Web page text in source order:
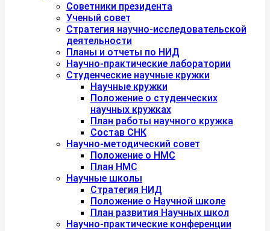
Советники президента
Ученый совет
Стратегия научно-исследовательской
деятельности
Планы и отчеты по НИД
Научно-практические лаборатории
Студенческие научные кружки
Научные кружки
Положение о студенческих
научных кружках
План работы научного кружка
Состав СНК
Научно-методический совет
Положение о НМС
План НМС
Научные школы
Стратегия НИД
Положение о Научной школе
План развития Научных школ
Научно-практические конференции